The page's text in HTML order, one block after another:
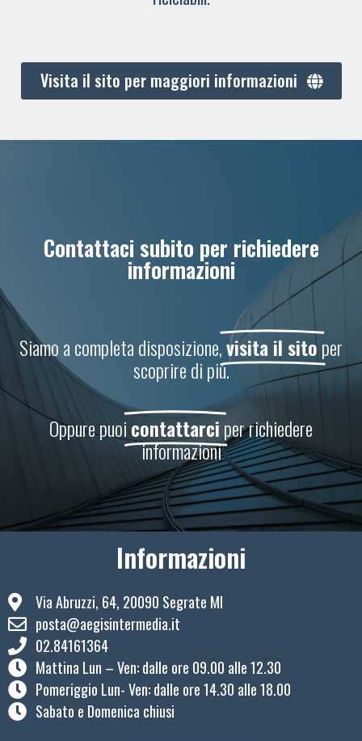
Visita il sito per maggiori informazioni
Contattaci subito per richiedere
informazioni
Siamo a completa disposizione,visita il sitoper
scoprire di più.
Oppure puoicontattarciper richiedere
informazioni
Informazioni
Via Abruzzi, 64, 20090 Segrate MI
posta@aegisintermedia.it
02.84161364
Mattina Lun – Ven: ​dalle ore 09.00 alle 12.30
Pomeriggio Lun- Ven: dalle ore 14.30 alle 18.00
Sabato e Domenica chiusi